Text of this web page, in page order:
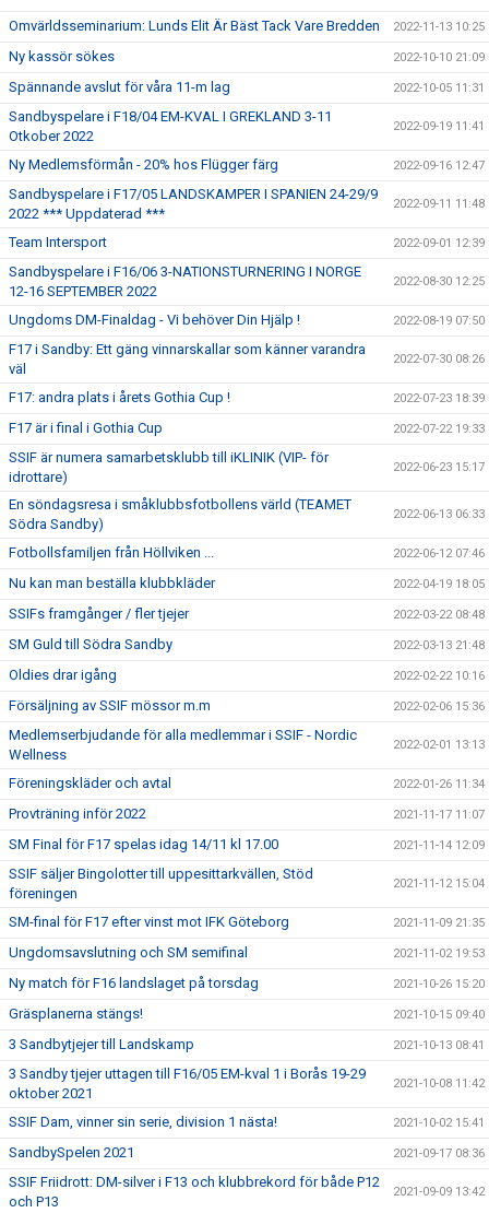
Omvärldsseminarium: Lunds Elit Är Bäst Tack Vare Bredden 2022-11-13 10:25
Ny kassör sökes 2022-10-10 21:09
Spännande avslut för våra 11-m lag 2022-10-05 11:31
Sandbyspelare i F18/04 EM-KVAL I GREKLAND 3-11
Otkober 2022
2022-09-19 11:41
Ny Medlemsförmån - 20% hos Flügger färg 2022-09-16 12:47
Sandbyspelare i F17/05 LANDSKAMPER I SPANIEN 24-29/9
2022 *** Uppdaterad ***
2022-09-11 11:48
Team Intersport 2022-09-01 12:39
Sandbyspelare i F16/06 3-NATIONSTURNERING I NORGE
12-16 SEPTEMBER 2022
2022-08-30 12:25
Ungdoms DM-Finaldag - Vi behöver Din Hjälp ! 2022-08-19 07:50
F17 i Sandby: Ett gäng vinnarskallar som känner varandra
väl
2022-07-30 08:26
F17: andra plats i årets Gothia Cup ! 2022-07-23 18:39
F17 är i final i Gothia Cup 2022-07-22 19:33
SSIF är numera samarbetsklubb till iKLINIK (VIP- för
idrottare)
2022-06-23 15:17
En söndagsresa i småklubbsfotbollens värld (TEAMET
Södra Sandby)
2022-06-13 06:33
Fotbollsfamiljen från Höllviken ... 2022-06-12 07:46
Nu kan man beställa klubbkläder 2022-04-19 18:05
SSIFs framgånger / fler tjejer 2022-03-22 08:48
SM Guld till Södra Sandby 2022-03-13 21:48
Oldies drar igång 2022-02-22 10:16
Försäljning av SSIF mössor m.m 2022-02-06 15:36
Medlemserbjudande för alla medlemmar i SSIF - Nordic
Wellness
2022-02-01 13:13
Föreningskläder och avtal 2022-01-26 11:34
Provträning inför 2022 2021-11-17 11:07
SM Final för F17 spelas idag 14/11 kl 17.00 2021-11-14 12:09
SSIF säljer Bingolotter till uppesittarkvällen, Stöd
föreningen
2021-11-12 15:04
SM-final för F17 efter vinst mot IFK Göteborg 2021-11-09 21:35
Ungdomsavslutning och SM semifinal 2021-11-02 19:53
Ny match för F16 landslaget på torsdag 2021-10-26 15:20
Gräsplanerna stängs! 2021-10-15 09:40
3 Sandbytjejer till Landskamp 2021-10-13 08:41
3 Sandby tjejer uttagen till F16/05 EM-kval 1 i Borås 19-29
oktober 2021
2021-10-08 11:42
SSIF Dam, vinner sin serie, division 1 nästa! 2021-10-02 15:41
SandbySpelen 2021 2021-09-17 08:36
SSIF Friidrott: DM-silver i F13 och klubbrekord för både P12
och P13
2021-09-09 13:42